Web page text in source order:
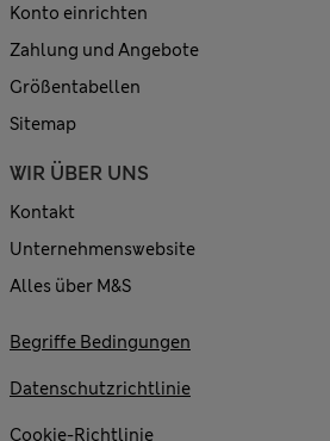
Konto einrichten
Zahlung und Angebote
Größentabellen
Sitemap
WIR ÜBER UNS
Kontakt
Unternehmenswebsite
Alles über M&S
Begriffe Bedingungen
Datenschutzrichtlinie
Cookie-Richtlinie